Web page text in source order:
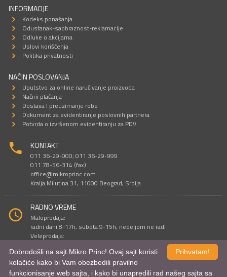
INFORMACIJE
Kodeks ponašanja
Odustanak-saobraznost-reklamacije
Odluke o akcijama
Uslovi korišćenja
Politika privatnosti
NAČIN POSLOVANJA
Uputstvo za online naručivanje proizvoda
Načini plaćanja
Dostava I preuzimanje robe
Dokument za evidentiranje poslovnih partnera
Potvrda o izvršenom evidentiranju za PDV
KONTAKT
011 36-29-000; 011 36-29-999
011 78-56-314 (fax)
office@mikroprinc.com
Kralja Milutina 31, 11000 Beograd, Srbija
RADNO VREME
Maloprodaja:
radni dani 8-17h, subota 9-15h, nedeljom ne radi
Veleprodaja:
Prihvatam!
Dobrodošli na sajt Mikro Princ! Ovaj sajt koristi
kolačiće kako bi Vam obezbedili pravilno
funkcionisanje web sajta, i kako bi unapredili rad našeg sajta sa